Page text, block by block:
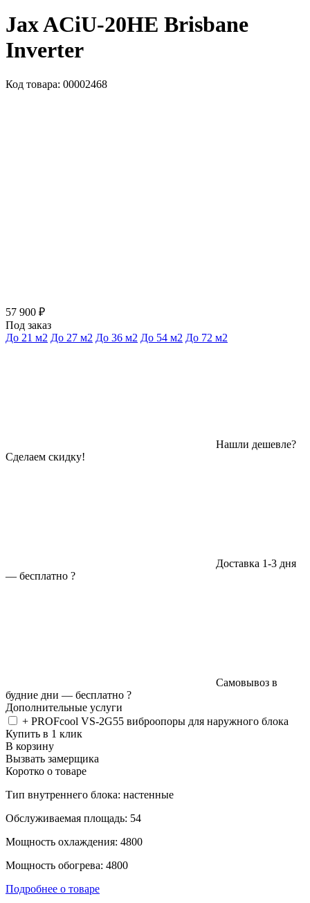
Jax ACiU-20HE Brisbane
Inverter
Код товара: 00002468
57 900 ₽
Под заказ
До 21 м2 До 27 м2 До 36 м2 До 54 м2 До 72 м2
Нашли дешевле?
Сделаем скидку!
Доставка 1-3 дня
— бесплатно ?
Самовывоз в
будние дни — бесплатно ?
Дополнительные услуги
+ PROFcool VS-2G55 виброопоры для наружного блока
Купить в 1 клик
В корзину
Вызвать замерщика
Коротко о товаре
Тип внутреннего блока: настенные
Обслуживаемая площадь: 54
Мощность охлаждения: 4800
Мощность обогрева: 4800
Подробнее о товаре